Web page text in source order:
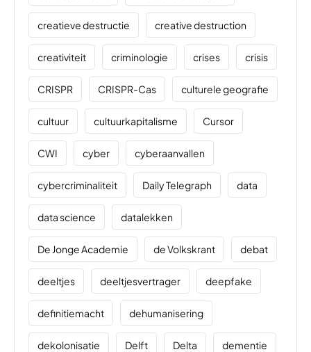
creatieve destructie creative destruction
creativiteit criminologie crises crisis
CRISPR CRISPR-Cas culturele geografie
cultuur cultuurkapitalisme Cursor
CWI cyber cyberaanvallen
cybercriminaliteit Daily Telegraph data
data science datalekken
De Jonge Academie de Volkskrant debat
deeltjes deeltjesvertrager deepfake
definitiemacht dehumanisering
dekolonisatie Delft Delta dementie